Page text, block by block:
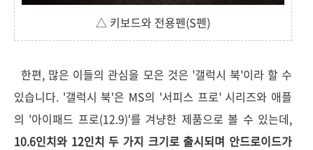
△ 키보드와 전용펜(S펜)
한편, 많은 이들의 관심을 모은 것은 '갤럭시 북'이라 할 수
있습니다. '갤럭시 북'은 MS의 '서피스 프로' 시리즈와 애플
의 '아이패드 프로(12.9)'를 겨냥한 제품으로 볼 수 있는데,
10.6인치와 12인치 두 가지 크기로 출시되며 안드로이드가